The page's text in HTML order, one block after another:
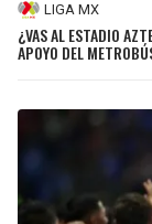
LIGA MX
¿VAS AL ESTADIO
APOYO DEL